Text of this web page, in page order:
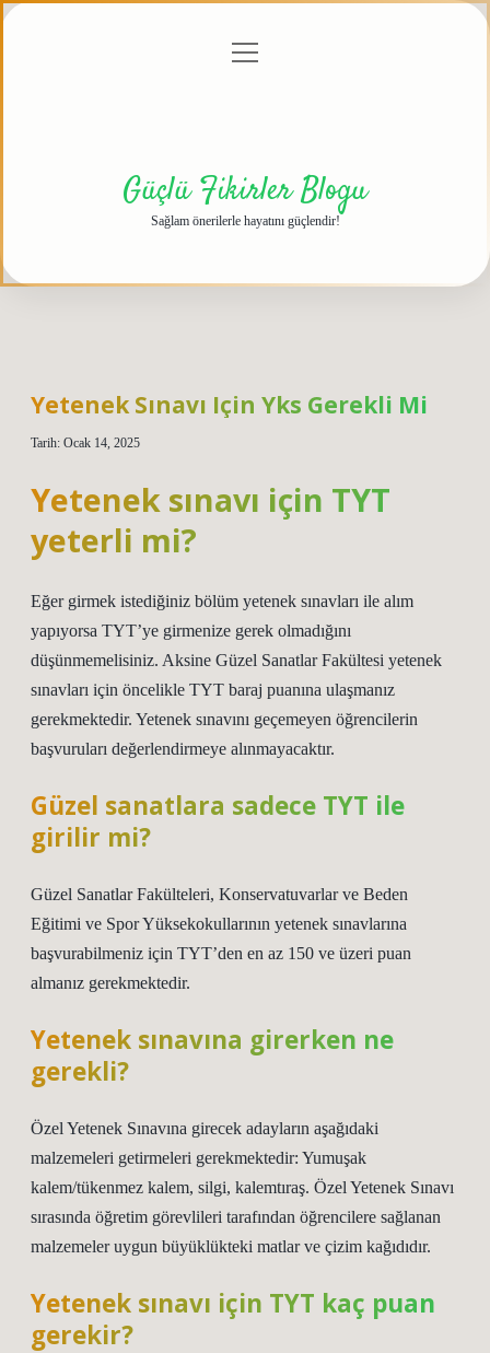
menüyü
Güçlü Fikirler Blogu
Sağlam önerilerle hayatını güçlendir!
Yetenek Sınavı Için Yks Gerekli Mi
Tarih: Ocak 14, 2025
Yetenek sınavı için TYT
yeterli mi?
Eğer girmek istediğiniz bölüm yetenek sınavları ile alım
yapıyorsa TYT’ye girmenize gerek olmadığını
düşünmemelisiniz. Aksine Güzel Sanatlar Fakültesi yetenek
sınavları için öncelikle TYT baraj puanına ulaşmanız
gerekmektedir. Yetenek sınavını geçemeyen öğrencilerin
başvuruları değerlendirmeye alınmayacaktır.
Güzel sanatlara sadece TYT ile
girilir mi?
Güzel Sanatlar Fakülteleri, Konservatuvarlar ve Beden
Eğitimi ve Spor Yüksekokullarının yetenek sınavlarına
başvurabilmeniz için TYT’den en az 150 ve üzeri puan
almanız gerekmektedir.
Yetenek sınavına girerken ne
gerekli?
Özel Yetenek Sınavına girecek adayların aşağıdaki
malzemeleri getirmeleri gerekmektedir: Yumuşak
kalem/tükenmez kalem, silgi, kalemtıraş. Özel Yetenek Sınavı
sırasında öğretim görevlileri tarafından öğrencilere sağlanan
malzemeler uygun büyüklükteki matlar ve çizim kağıdıdır.
Yetenek sınavı için TYT kaç puan
gerekir?